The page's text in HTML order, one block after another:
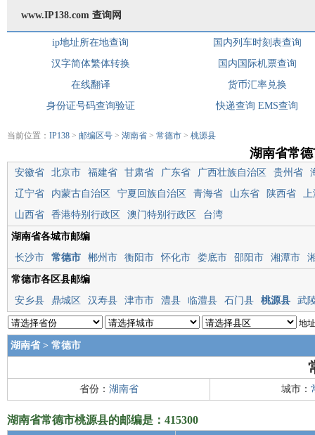
www.IP138.com 查询网
ip地址所在地查询
国内列车时刻表查询
汉字简体繁体转换
国内国际机票查询
在线翻译
货币汇率兑换
身份证号码查询验证
快递查询 EMS查询
当前位置： IP138 > 邮编区号 > 湖南省 > 常德市 > 桃源县
湖南省常
安徽省 北京市 福建省 甘肃省 广东省 广西壮族自治区 贵州省
辽宁省
内蒙古自治区 宁夏回族自治区 青海省 山东省 陕西省
上
山西省
香港特别行政区 澳门特别行政区 台湾
湖南省各城市邮编
长沙市
常德市 郴州市 衡阳市 怀化市 娄底市 邵阳市 湘潭市
常德市各区县邮编
安乡县
鼎城区 汉寿县 津市市 澧县 临澧县 石门县 桃源县 武
地
湖南省> 常德市
省份： 湖南省 城市：
湖南省常德市桃源县的邮编是：415300